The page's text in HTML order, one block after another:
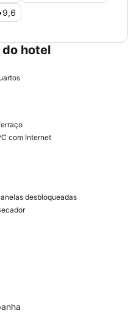
9,6
hotel
com Internet
desbloqueadas